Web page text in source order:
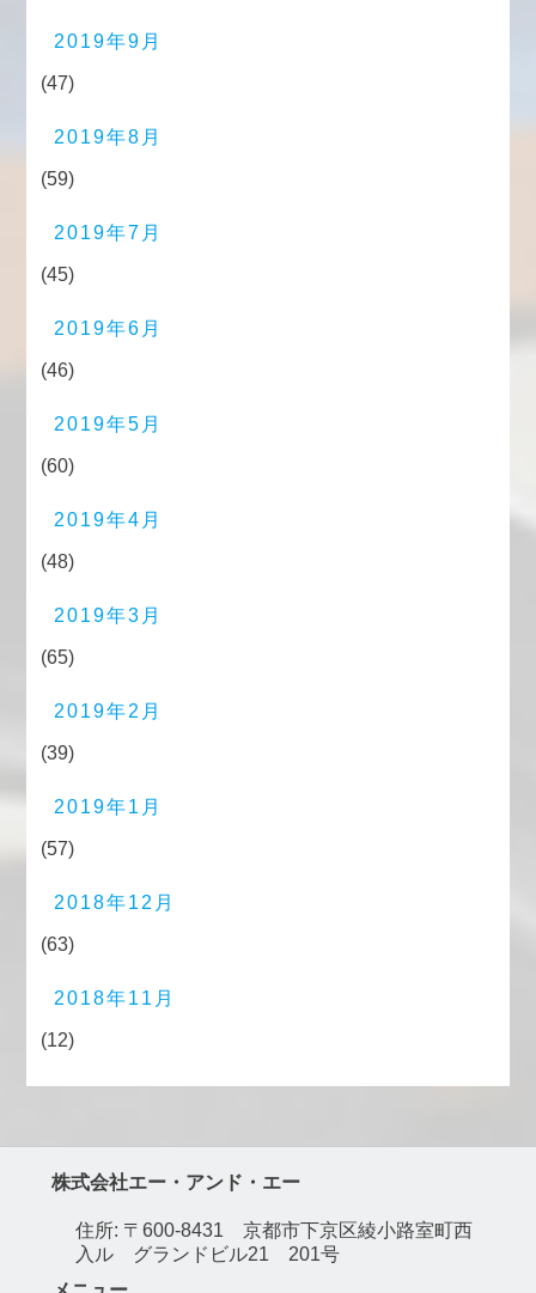
2019年9月
(47)
2019年8月
(59)
2019年7月
(45)
2019年6月
(46)
2019年5月
(60)
2019年4月
(48)
2019年3月
(65)
2019年2月
(39)
2019年1月
(57)
2018年12月
(63)
2018年11月
(12)
株式会社エー・アンド・エー
住所: 〒600-8431 京都市下京区綾小路室町西
入ル グランドビル21 201号